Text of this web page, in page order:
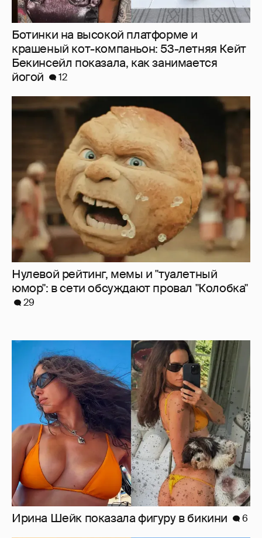
Нулевой рейтинг, мемы и "туалетный
юмор": в сети обсуждают провал "Колобка"
Ирина Шейк показала фигуру в бикини